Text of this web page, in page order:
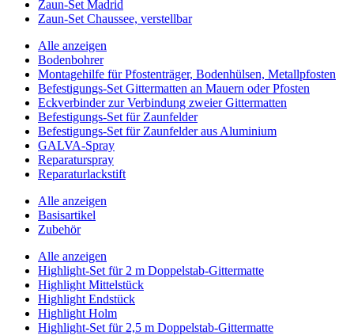
Zaun-Set Madrid
Zaun-Set Chaussee, verstellbar
Alle anzeigen
Bodenbohrer
Montagehilfe für Pfostenträger, Bodenhülsen, Metallpfosten
Befestigungs-Set Gittermatten an Mauern oder Pfosten
Eckverbinder zur Verbindung zweier Gittermatten
Befestigungs-Set für Zaunfelder
Befestigungs-Set für Zaunfelder aus Aluminium
GALVA-Spray
Reparaturspray
Reparaturlackstift
Alle anzeigen
Basisartikel
Zubehör
Alle anzeigen
Highlight-Set für 2 m Doppelstab-Gittermatte
Highlight Mittelstück
Highlight Endstück
Highlight Holm
Highlight-Set für 2,5 m Doppelstab-Gittermatte